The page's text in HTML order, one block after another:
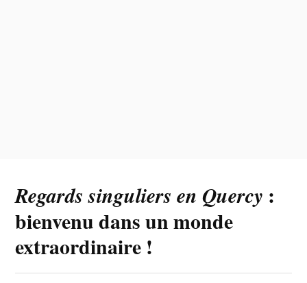
Regards singuliers en Quercy :
bienvenu dans un monde
extraordinaire !